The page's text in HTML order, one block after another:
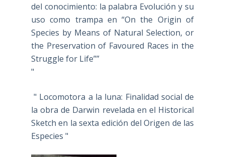
del conocimiento: la palabra Evolución y su
uso como trampa en “On the Origin of
Species by Means of Natural Selection, or
the Preservation of Favoured Races in the
Struggle for Life””
"
" Locomotora a la luna: Finalidad social de
la obra de Darwin revelada en el Historical
Sketch en la sexta edición del Origen de las
Especies "